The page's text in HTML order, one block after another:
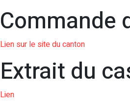
Commande
Lien sur le site du canton
Extrait du
Lien